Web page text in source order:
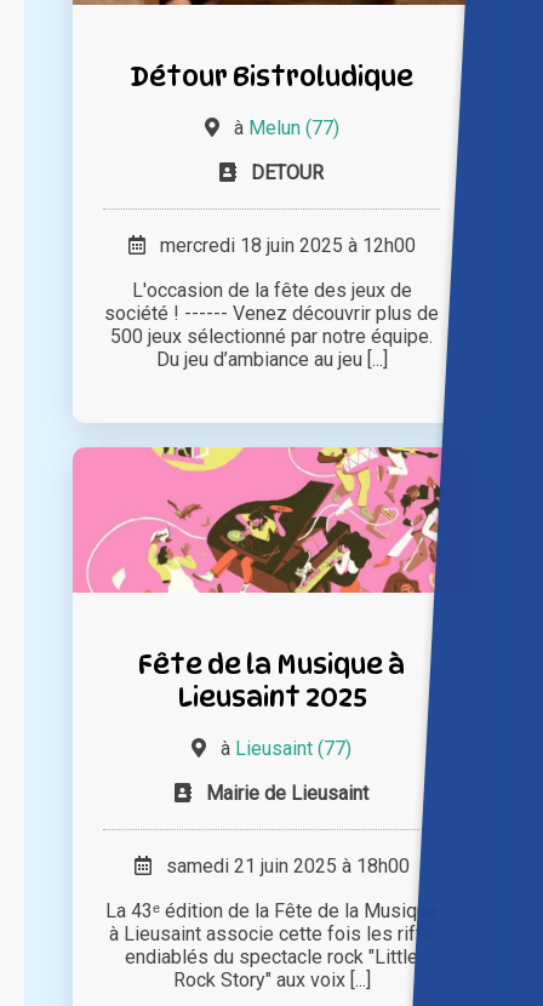
Détour Bistroludique
à Melun (77)
DETOUR
mercredi 18 juin 2025 à 12h00
L'occasion de la fête des jeux de
société ! ------ Venez découvrir plus de
500 jeux sélectionné par notre équipe.
Du jeu d’ambiance au jeu [...]
Fête de la Musique à
Lieusaint 2025
à Lieusaint (77)
Mairie de Lieusaint
samedi 21 juin 2025 à 18h00
La 43ᵉ édition de la Fête de la Musique
à Lieusaint associe cette fois les riffs
endiablés du spectacle rock "Little
Rock Story" aux voix [...]